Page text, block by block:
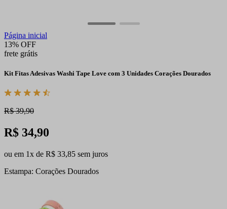
Página inicial
13% OFF
frete grátis
Kit Fitas Adesivas Washi Tape Love com 3 Unidades Corações Dourados
R$ 39,90
R$ 34,90
ou em 1x de R$ 33,85 sem juros
Estampa: Corações Dourados